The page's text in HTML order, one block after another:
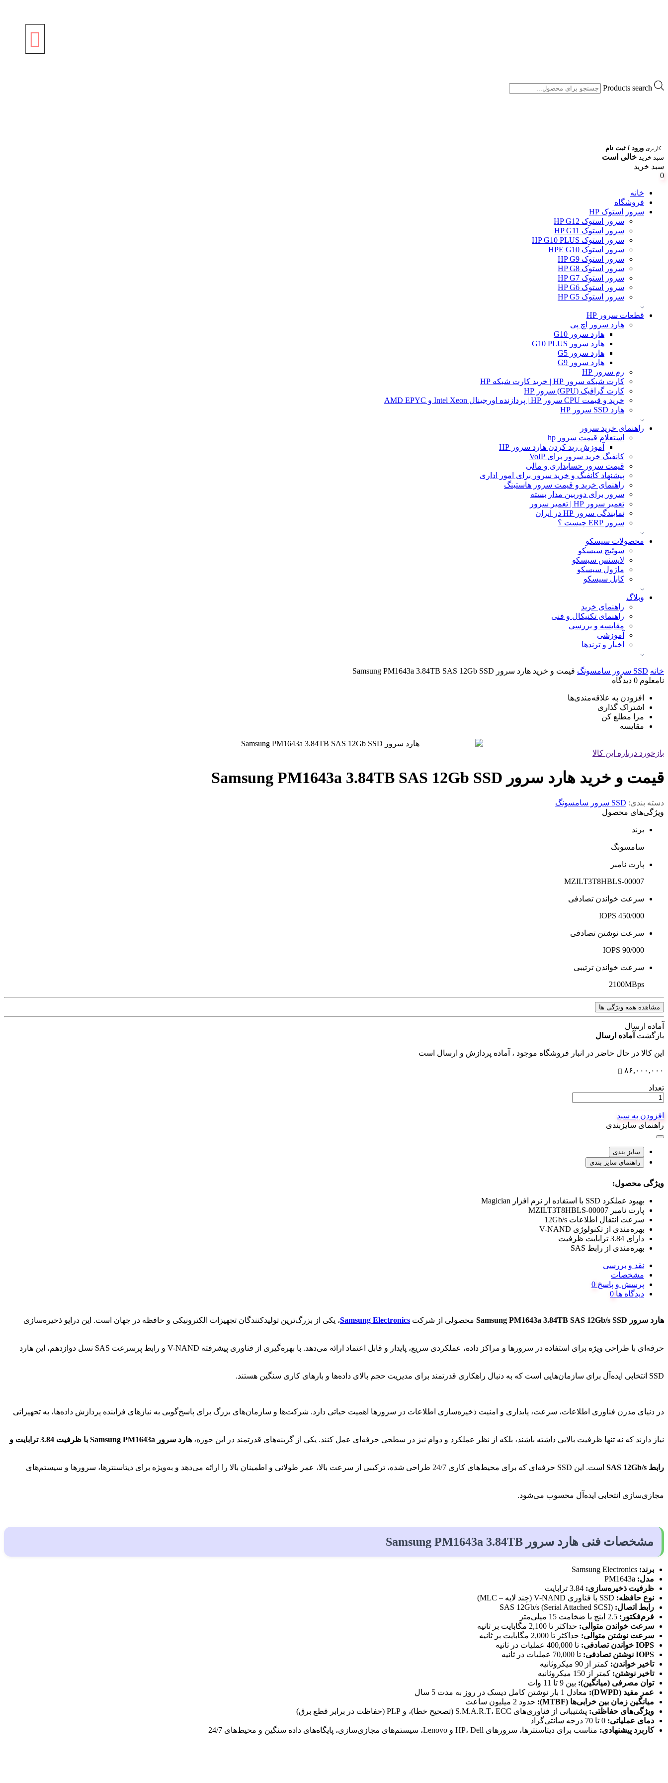
Products search
کاربری ورود / ثبت نام
سبد خرید خالی است
سبد خرید
0
خانه
فروشگاه
سرور استوک HP
سرور استوک HP G12
سرور استوک HP G11
سرور استوک HP G10 PLUS
سرور استوک HPE G10
سرور استوک HP G9
سرور استوک HP G8
سرور استوک HP G7
سرور استوک HP G6
سرور استوک HP G5
قطعات سرور HP
هارد سرور اچ پی
هارد سرور G10
هارد سرور G10 PLUS
هارد سرور G5
هارد سرور G9
رم سرور HP
کارت شبکه سرور HP | خرید کارت شبکه HP
کارت گرافیک (GPU) سرور HP
خرید و قیمت CPU سرور HP | پردازنده اورجینال Intel Xeon و AMD EPYC
هارد SSD سرور HP
راهنمای خرید سرور
استعلام قیمت سرور hp
آموزش ريد كردن هارد سرور HP
کانفیگ خرید سرور برای VoIP
قیمت سرور حسابداری و مالی
پیشنهاد کانفیگ و خرید سرور برای امور اداری
راهنمای خرید و قیمت سرور هاستینگ
سرور برای دوربین مدار بسته
تعمیر سرور HP | تعمیر سرور
نمایندگی سرور HP در ایران
سرور ERP چیست ؟
محصولات سیسکو
سوئیچ سیسکو
لایسنس سیسکو
ماژول سیسکو
کابل سیسکو
وبلاگ
راهنمای خرید
راهنمای تکنیکال و فنی
مقایسه و بررسی
آموزشی
اخبار و ترندها
خانه SSD سرور سامسونگ
قیمت و خرید هارد سرور Samsung PM1643a 3.84TB SAS 12Gb SSD
نامعلوم 0 دیدگاه
افزودن به علاقه‌مندی‌ها
اشتراک گذاری
مرا مطلع کن
مقایسه
بازخورد درباره این کالا
قیمت و خرید هارد سرور Samsung PM1643a 3.84TB SAS 12Gb SSD
دسته بندی: SSD سرور سامسونگ
ویژگی‌های محصول
برند
سامسونگ
پارت نامبر
MZILT3T8HBLS-00007
سرعت خواندن تصادفی
450/000 IOPS
سرعت نوشتن تصادفی
90/000 IOPS
سرعت خواندن ترتیبی
2100MBps
مشاهده همه ویژگی ها
آماده ارسال
بازگشت آماده ارسال
این کالا در حال حاضر در انبار فروشگاه موجود ، آماده پردازش و ارسال است
۸۶,۰۰۰,۰۰۰
تعداد
افزودن به سبد
راهنمای سایزبندی
سایز بندی
راهنمای سایز بندی
ویژگی محصول:
بهبود عملکرد SSD با استفاده از نرم افزار Magician
پارت نامبر MZILT3T8HBLS-00007
سرعت انتقال اطلاعات 12Gb/s
بهره‌مندی از تکنولوژی V-NAND
دارای 3.84 ترابایت ظرفیت
بهره‌مندی از رابط SAS
نقد و بررسی
مشخصات
پرسش و پاسخ
دیدگاه ها
هارد سرور Samsung PM1643a 3.84TB SAS 12Gb/s SSD محصولی از شرکت Samsung Electronics، یکی از بزرگ‌ترین تولیدکنندگان تجهیزات الکترونیکی و حافظه در جهان است. این درایو ذخیره‌سازی
حرفه‌ای با طراحی ویژه برای استفاده در سرورها و مراکز داده، عملکردی سریع، پایدار و قابل اعتماد ارائه می‌دهد. با بهره‌گیری از فناوری پیشرفته V-NAND و رابط پرسرعت SAS نسل دوازدهم، این هارد
SSD انتخابی ایده‌آل برای سازمان‌هایی است که به دنبال راهکاری قدرتمند برای مدیریت حجم بالای داده‌ها و بارهای کاری سنگین هستند.
در دنیای مدرن فناوری اطلاعات، سرعت، پایداری و امنیت ذخیره‌سازی اطلاعات در سرورها اهمیت حیاتی دارد. شرکت‌ها و سازمان‌های بزرگ برای پاسخ‌گویی به نیازهای فزاینده پردازش داده‌ها، به تجهیزاتی
نیاز دارند که نه تنها ظرفیت بالایی داشته باشند، بلکه از نظر عملکرد و دوام نیز در سطحی حرفه‌ای عمل کنند. یکی از گزینه‌های قدرتمند در این حوزه، هارد سرور Samsung PM1643a با ظرفیت 3.84 ترابایت و
رابط SAS 12Gb/s است. این SSD حرفه‌ای که برای محیط‌های کاری 24/7 طراحی شده، ترکیبی از سرعت بالا، عمر طولانی و اطمینان بالا را ارائه می‌دهد و به‌ویژه برای دیتاسنترها، سرورها و سیستم‌های
مجازی‌سازی انتخابی ایده‌آل محسوب می‌شود.
مشخصات فنی هارد سرور Samsung PM1643a 3.84TB
برند:
مدل:
ظرفیت ذخیره‌سازی:
نوع حافظه:
رابط اتصال:
فرم‌فکتور:
سرعت خواندن متوالی: حداکثر تا 2,100 مگابایت بر ثانیه
سرعت نوشتن متوالی: حداکثر تا 2,000 مگابایت بر ثانیه
IOPS خواندن تصادفی:
تا 400,000 عملیات در ثانیه
IOPS نوشتن تصادفی:
تا 70,000 عملیات در ثانیه
تاخیر خواندن: کمتر از 90 میکروثانیه
تاخیر نوشتن: کمتر از 150 میکروثانیه
توان مصرفی (میانگین): بین 9 تا 11 وات
عمر مفید (DWPD):
معادل 1 بار نوشتن کامل دیسک در روز به مدت 5 سال
میانگین زمان بین خرابی‌ها (MTBF):
حدود 2 میلیون ساعت
ویژگی‌های حفاظتی: پشتیبانی از فناوری‌های S.M.A.R.T، ECC (تصحیح خطا)، و PLP (حفاظت در برابر قطع برق)
دمای عملیاتی:
کاربرد پیشنهادی: مناسب برای دیتاسنترها، سرورهای HP، Dell و Lenovo، سیستم‌های مجازی‌سازی، پایگاه‌های داده سنگین و محیط‌های 24/7